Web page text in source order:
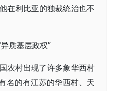
在利比亚的独裁统治也不
质基层政权”
农村出现了许多象华西村
名的有江苏的华西村、天